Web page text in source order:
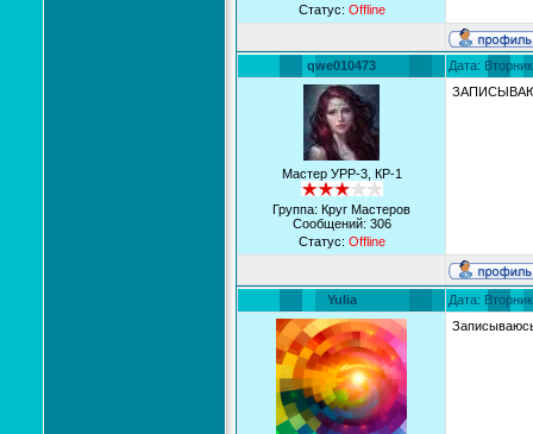
Статус: Offline
qwe010473 Дата:
Мастер УРР-3, КР-1
Группа: Круг Мастеров
Сообщений: 306
Статус: Offline
Yulia Дата: